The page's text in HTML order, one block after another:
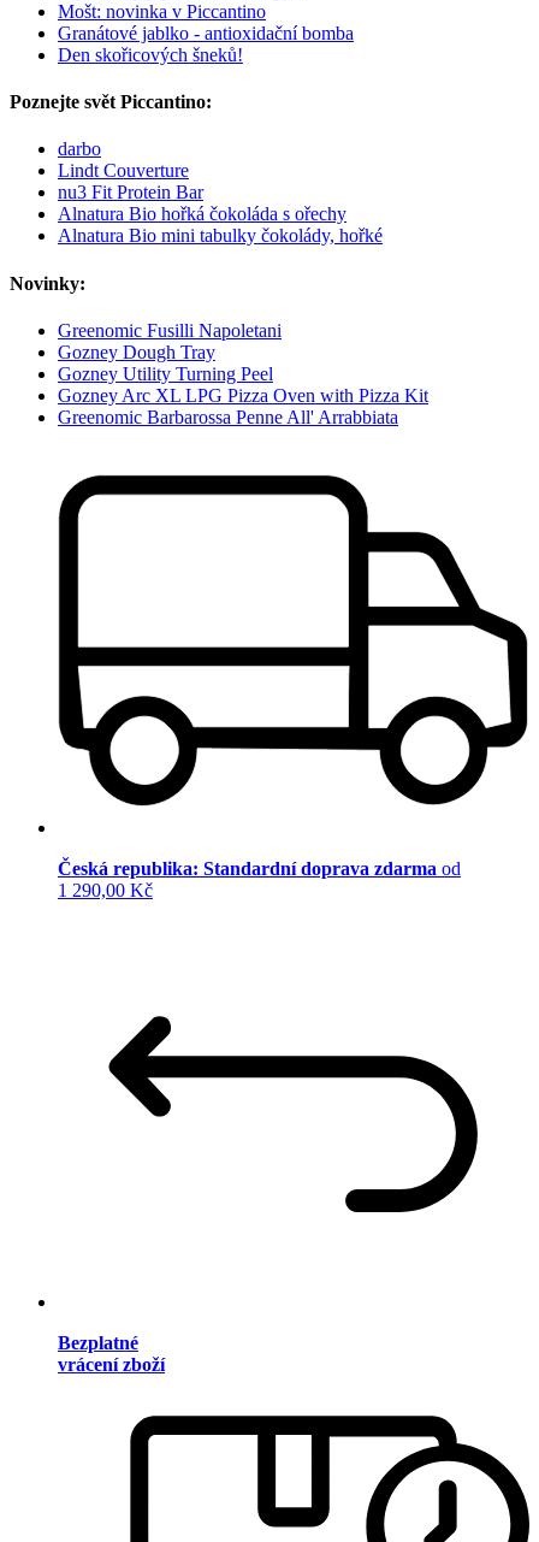
Mošt: novinka v Piccantino
Granátové jablko - antioxidační bomba
Den skořicových šneků!
Poznejte svět Piccantino:
darbo
Lindt Couverture
nu3 Fit Protein Bar
Alnatura Bio hořká čokoláda s ořechy
Alnatura Bio mini tabulky čokolády, hořké
Novinky:
Greenomic Fusilli Napoletani
Gozney Dough Tray
Gozney Utility Turning Peel
Gozney Arc XL LPG Pizza Oven with Pizza Kit
Greenomic Barbarossa Penne All' Arrabbiata
Česká republika: Standardní doprava zdarma od
1 290,00 Kč
Bezplatné
vrácení zboží